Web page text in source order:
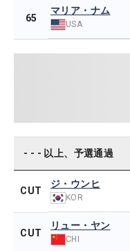
65
マリア・ナム
USA
- - - 以上、予選通過
CUT
ジ・ウンヒ
KOR
CUT
リュー・ヤン
CHI